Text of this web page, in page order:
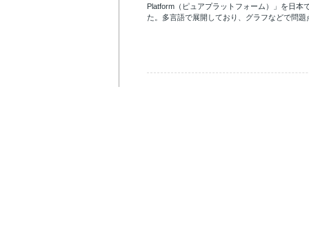
Platform（ピュアプラットフォーム）」を日本
た。多言語で展開しており、グラフなどで問題